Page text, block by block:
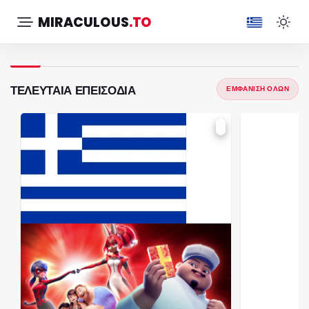
MIRACULOUS.TO
ΤΕΛΕΥΤΑΊΑ ΕΠΕΙΣΌΔΙΑ ΕΜΦΆΝΙΣΗ ΌΛΩΝ